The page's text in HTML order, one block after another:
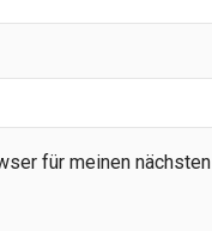
für meinen nächsten